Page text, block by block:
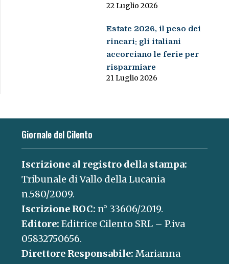
22 Luglio 2026
Estate 2026, il peso dei
rincari: gli italiani
accorciano le ferie per
risparmiare
21 Luglio 2026
Giornale del Cilento
Iscrizione al registro della stampa:
Tribunale di Vallo della Lucania
n.580/2009.
Iscrizione ROC: n° 33606/2019.
Editore: Editrice Cilento SRL – P.iva
05832750656.
Direttore Responsabile: Marianna